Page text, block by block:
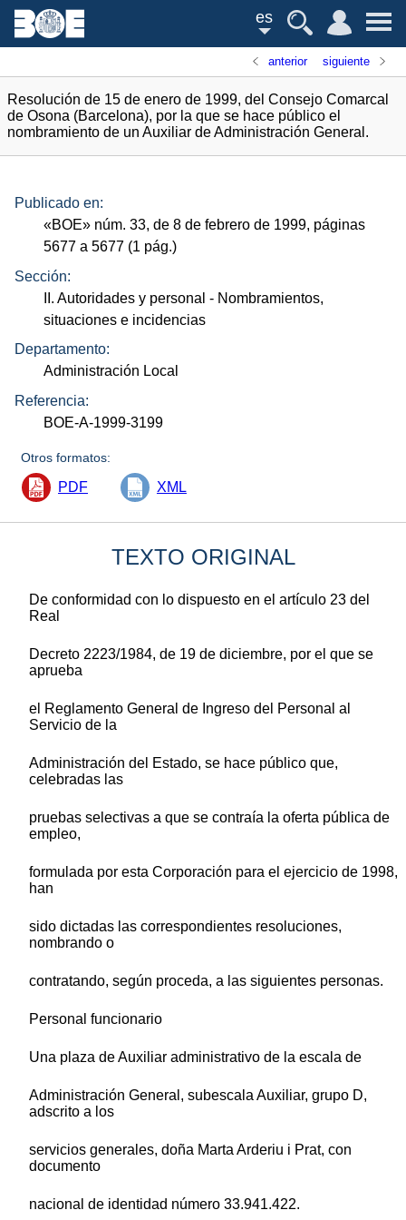
es
anterior siguiente
Resolución de 15 de enero de 1999, del Consejo Comarcal
de Osona (Barcelona), por la que se hace público el
nombramiento de un Auxiliar de Administración General.
Publicado en:
«BOE» núm. 33, de 8 de febrero de 1999, páginas
5677 a 5677 (1 pág.)
Sección:
II. Autoridades y personal - Nombramientos,
situaciones e incidencias
Departamento:
Administración Local
Referencia:
BOE-A-1999-3199
Otros formatos:
PDF XML
TEXTO ORIGINAL
De conformidad con lo dispuesto en el artículo 23 del
Real
Decreto 2223/1984, de 19 de diciembre, por el que se
aprueba
el Reglamento General de Ingreso del Personal al
Servicio de la
Administración del Estado, se hace público que,
celebradas las
pruebas selectivas a que se contraía la oferta pública de
empleo,
formulada por esta Corporación para el ejercicio de 1998,
han
sido dictadas las correspondientes resoluciones,
nombrando o
contratando, según proceda, a las siguientes personas.
Personal funcionario
Una plaza de Auxiliar administrativo de la escala de
Administración General, subescala Auxiliar, grupo D,
adscrito a los
servicios generales, doña Marta Arderiu i Prat, con
documento
nacional de identidad número 33.941.422.